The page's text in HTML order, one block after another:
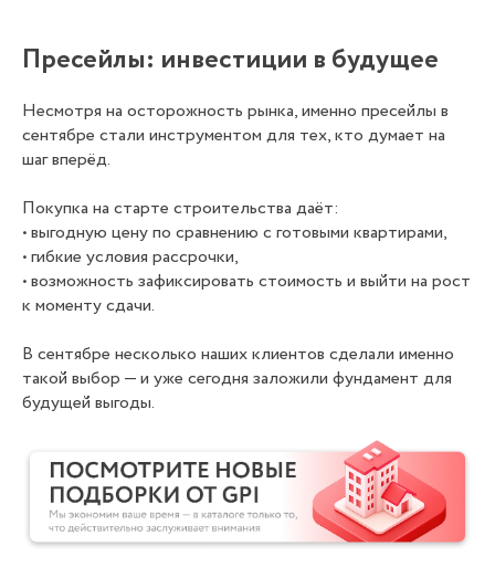
Пресейлы: инвестиции в будущее
Несмотря на осторожность рынка, именно пресейлы в
сентябре стали инструментом для тех, кто думает на
шаг вперёд.
Покупка на старте строительства даёт:
• выгодную цену по сравнению с готовыми квартирами,
• гибкие условия рассрочки,
• возможность зафиксировать стоимость и выйти на рост
к моменту сдачи.
В сентябре несколько наших клиентов сделали именно
такой выбор — и уже сегодня заложили фундамент для
будущей выгоды.